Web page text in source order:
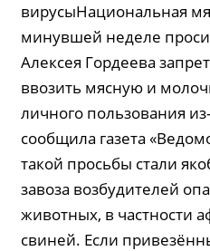
вирусыНациональная
минувшей неделе
Алексея Гордеева
ввозить мясную и
личного пользования
сообщила газета
такой просьбы стали
завоза возбудителей
животных, в частности
свиней. Если